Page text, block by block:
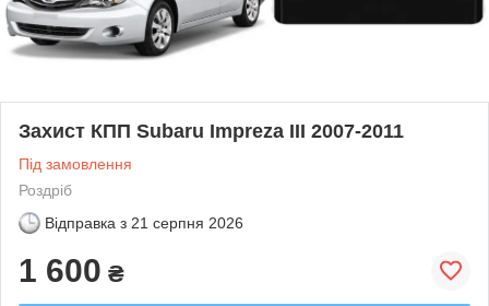
Захист КПП Subaru Impreza III 2007-2011
Під замовлення
Роздріб
Відправка з 21 серпня 2026
1 600 ₴